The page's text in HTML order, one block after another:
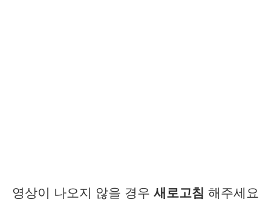
영상이 나오지 않을 경우 새로고침 해주세요